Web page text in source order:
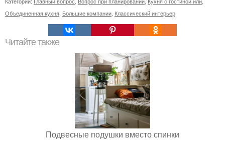
Объединенная кухня Большие компании Классический интерьер
Читайте также
Подвесные подушки вместо спинки